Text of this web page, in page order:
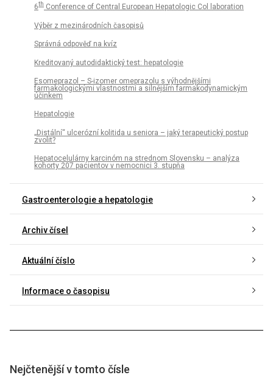
6th Conference of Central European Hepatologic Col laboration
Výběr z mezinárodních časopisů
Správná odpověď na kvíz
Kreditovaný autodidaktický test: hepatologie
Esomeprazol – S-izomer omeprazolu s výhodnějšími
farmakologickými vlastnostmi a silnějším farmakodynamickým
účinkem
Hepatologie
„Distální“ ulcerózní kolitida u seniora – jaký terapeutický postup
zvolit?
Hepatocelulárny karcinóm na strednom Slovensku – analýza
kohorty 207 pacientov v nemocnici 3. stupňa
Gastroenterologie a hepatologie
Archiv čísel
Aktuální číslo
Informace o časopisu
Nejčtenější v tomto čísle